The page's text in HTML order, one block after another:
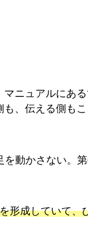
ニュアルにあ
、伝える側も
動かさない。
形成していて、